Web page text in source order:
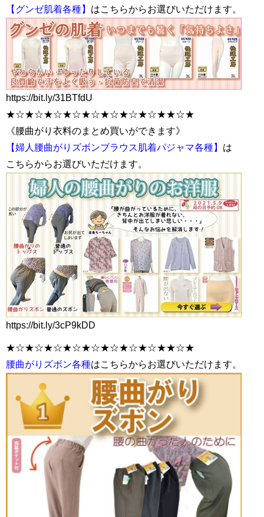
【グンゼ肌着各種】 はこちらからお選びいただけます。
https://bit.ly/31BTfdU
★☆★☆★☆★☆★☆★☆★☆★☆★★☆★
《腰曲がり衣料のまとめ買いができます》
【婦人腰曲がりズボンブラウス肌着パジャマ各種】 は
こちらからお選びいただけます。
https://bit.ly/3cP9kDD
★☆★☆★☆★☆★☆★☆★☆★☆★★☆★
腰曲がりズボン各種はこちらからお選びいただけます。